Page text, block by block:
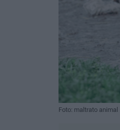
Foto: maltrato animal